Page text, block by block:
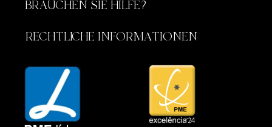
BRAUCHEN SIE HILFE?
RECHTLICHE INFORMATIONEN